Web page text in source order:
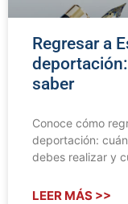
Regresar a
saber
Conoce cómo
deportación:
debes realizar y
LEER MÁS >>